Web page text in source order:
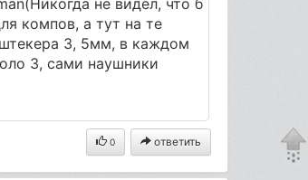
компов, а тут на те
3, 5мм, в каждом
3, сами наушники
0 ответить